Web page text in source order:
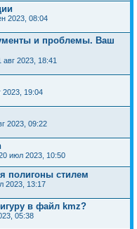
2023, 08:04
и проблемы. Ваш
авг 2023, 18:41
2023, 19:04
2023, 09:22
июл 2023, 10:50
полигоны стилем
2023, 13:17
в файл kmz?
05:38